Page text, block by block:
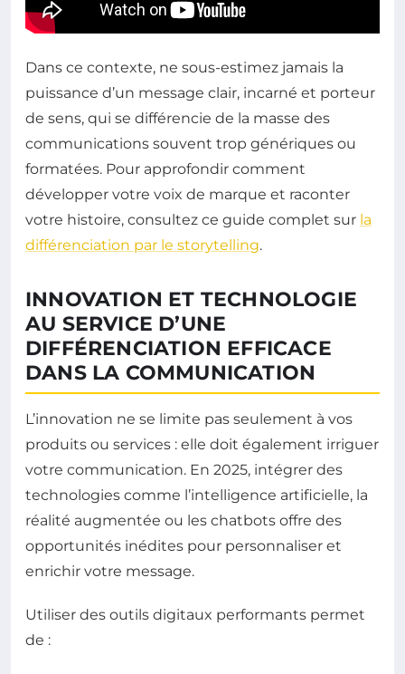
Dans ce contexte, ne sous-estimez jamais la
puissance d’un message clair, incarné et porteur
de sens, qui se différencie de la masse des
communications souvent trop génériques ou
formatées. Pour approfondir comment
développer votre voix de marque et raconter
votre histoire, consultez ce guide complet sur la
différenciation par le storytelling.
INNOVATION ET TECHNOLOGIE
AU SERVICE D’UNE
DIFFÉRENCIATION EFFICACE
DANS LA COMMUNICATION
L’innovation ne se limite pas seulement à vos
produits ou services : elle doit également irriguer
votre communication. En 2025, intégrer des
technologies comme l’intelligence artificielle, la
réalité augmentée ou les chatbots offre des
opportunités inédites pour personnaliser et
enrichir votre message.
Utiliser des outils digitaux performants permet
de :